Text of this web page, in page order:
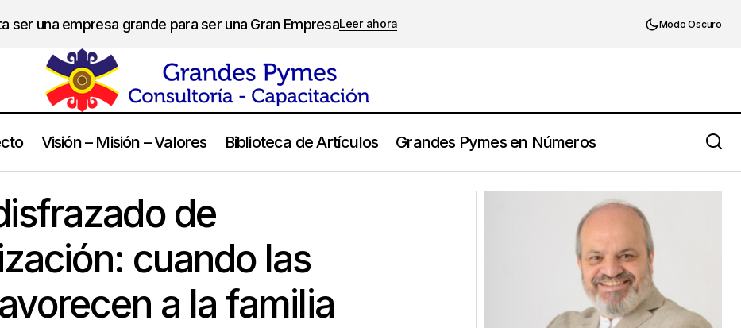
ser una empresa grande para ser una Gran EmpresaLeer ahora Modo Oscuro
Visión – Misión – Valores Biblioteca de Artículos Grandes Pymes en Números
Nepotismo disfrazado de institucionalización: cuando las reglas solo favorecen a la
familia
Una empresa no podrá ser inteligente
(ni sobrevivir) sin IA
de
cuando las
a la familia